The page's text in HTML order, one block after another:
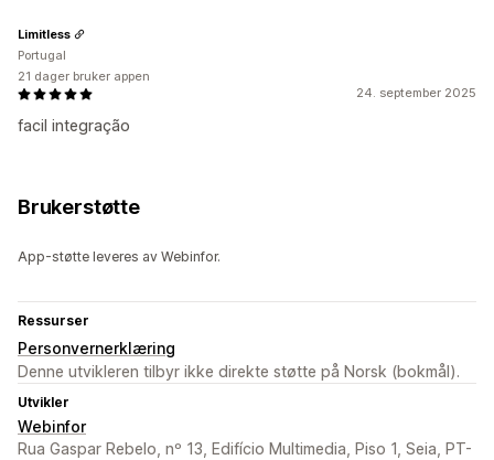
24. september 2025
facil integração
Limitless
Portugal
21 dager bruker appen
Brukerstøtte
App-støtte leveres av Webinfor.
Ressurser
Personvernerklæring
Denne utvikleren tilbyr ikke direkte støtte på Norsk (bokmål).
Utvikler
Webinfor
Rua Gaspar Rebelo, nº 13, Edifício Multimedia, Piso 1, Seia, PT-